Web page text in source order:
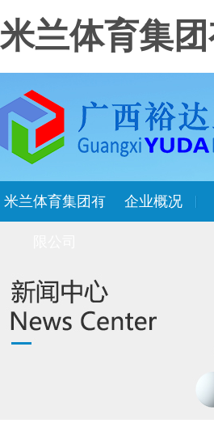
米兰体育集团
米兰体育集团有 企业概况